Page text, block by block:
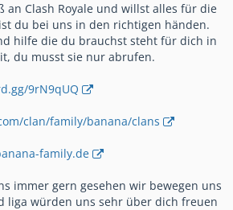
an Clash Royale und willst alles für die
du bei uns in den richtigen händen.
hilfe die du brauchst steht für dich in
du musst sie nur abrufen.
9rN9qUQ
clan/family/banana/clans
family.de
immer gern gesehen wir bewegen uns
liga würden uns sehr über dich freuen